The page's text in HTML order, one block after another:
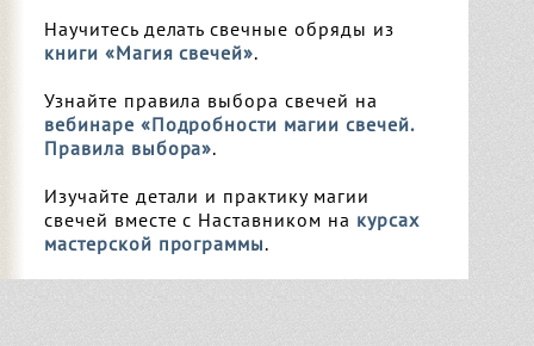
Христианство или Родные Боги?
Чародейный дар
Новый курс в Училище: Основы
народного ведовства
Узнать
Научитесь делать свечные обряды из
книги «Магия свечей».
Узнайте правила выбора свечей на
вебинаре «Подробности магии свечей.
Правила выбора».
Изучайте детали и практику магии
свечей вместе с Наставником на курсах
мастерской программы.